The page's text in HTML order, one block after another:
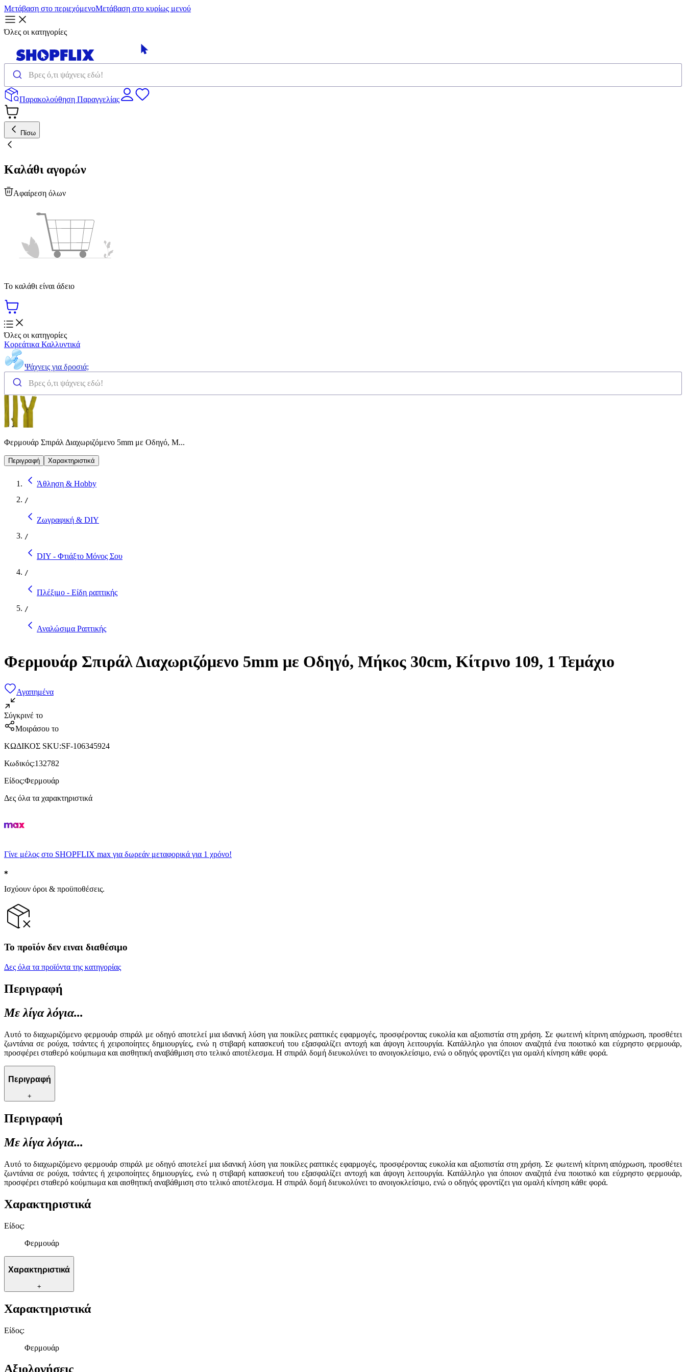
Μετάβαση στο περιεχόμενοΜετάβαση στο κυρίως μενού
Όλες οι κατηγορίες
Παρακολούθηση Παραγγελίας
Πίσω
Καλάθι αγορών
Αφαίρεση όλων
Το καλάθι είναι άδειο
Όλες οι κατηγορίες
Κορεάτικα Καλλυντικά
Ψάχνεις για δροσιά;
Φερμουάρ Σπιράλ Διαχωριζόμενο 5mm με Οδηγό, Μ...
Περιγραφή Χαρακτηριστικά
Άθληση & Hobby
/
Ζωγραφική & DIY
/
DIY - Φτιάξτο Μόνος Σου
/
Πλέξιμο - Είδη ραπτικής
/
Αναλώσιμα Ραπτικής
Φερμουάρ Σπιράλ Διαχωριζόμενο 5mm με Οδηγό, Μήκος 30cm, Κίτρινο 109, 1 Τεμάχιο
Αγαπημένα
Σύγκρινέ το
Μοιράσου το
ΚΩΔΙΚΟΣ SKU:SF-106345924
Κωδικός:132782
Είδος:Φερμουάρ
Δες όλα τα χαρακτηριστικά
Γίνε μέλος στο SHOPFLIX max για δωρεάν μεταφορικά για 1 χρόνο!
Ισχύουν όροι & προϋποθέσεις.
Το προϊόν δεν ειναι διαθέσιμο
Δες όλα τα προϊόντα της κατηγορίας
Περιγραφή
Με λίγα λόγια...
Αυτό το διαχωριζόμενο φερμουάρ σπιράλ με οδηγό αποτελεί μια ιδανική λύση για ποικίλες ραπτικές εφαρμογές, προσφέροντας ευκολία και αξιοπιστία στη χρήση. Σε φωτεινή κίτρινη απόχρωση, προσθέτει
ζωντάνια σε ρούχα, τσάντες ή χειροποίητες δημιουργίες, ενώ η στιβαρή κατασκευή του εξασφαλίζει αντοχή και άψογη λειτουργία. Κατάλληλο για όποιον αναζητά ένα ποιοτικό και εύχρηστο φερμουάρ,
προσφέρει σταθερό κούμπωμα και αισθητική αναβάθμιση στο τελικό αποτέλεσμα. Η σπιράλ δομή διευκολύνει το ανοιγοκλείσιμο, ενώ ο οδηγός φροντίζει για ομαλή κίνηση κάθε φορά.
Περιγραφή
+
Περιγραφή
Με λίγα λόγια...
Αυτό το διαχωριζόμενο φερμουάρ σπιράλ με οδηγό αποτελεί μια ιδανική λύση για ποικίλες ραπτικές εφαρμογές, προσφέροντας ευκολία και αξιοπιστία στη χρήση. Σε φωτεινή κίτρινη απόχρωση, προσθέτει
ζωντάνια σε ρούχα, τσάντες ή χειροποίητες δημιουργίες, ενώ η στιβαρή κατασκευή του εξασφαλίζει αντοχή και άψογη λειτουργία. Κατάλληλο για όποιον αναζητά ένα ποιοτικό και εύχρηστο φερμουάρ,
προσφέρει σταθερό κούμπωμα και αισθητική αναβάθμιση στο τελικό αποτέλεσμα. Η σπιράλ δομή διευκολύνει το ανοιγοκλείσιμο, ενώ ο οδηγός φροντίζει για ομαλή κίνηση κάθε φορά.
Χαρακτηριστικά
Είδος:
Φερμουάρ
Χαρακτηριστικά
+
Χαρακτηριστικά
Είδος:
Φερμουάρ
Αξιολογήσεις